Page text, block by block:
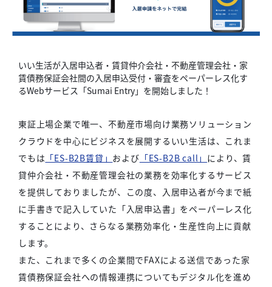
いい生活が入居申込者・賃貸仲介会社・不動産管理会社・家
賃債務保証会社間の入居申込受付・審査をペーパーレス化す
るWebサービス「Sumai Entry」を開始しました！
東証上場企業で唯一、不動産市場向け業務ソリューション
クラウドを中心にビジネスを展開するいい生活は、これま
でもは 「ES-B2B賃貸」 および 「ES-B2B call」 により、賃
貸仲介会社・不動産管理会社の業務を効率化するサービス
を提供しておりましたが、この度、入居申込者が今まで紙
に手書きで記入していた「入居申込書」をペーパーレス化
することにより、さらなる業務効率化・生産性向上に貢献
します。
また、これまで多くの企業間でFAXによる送信であった家
賃債務保証会社への情報連携についてもデジタル化を進め